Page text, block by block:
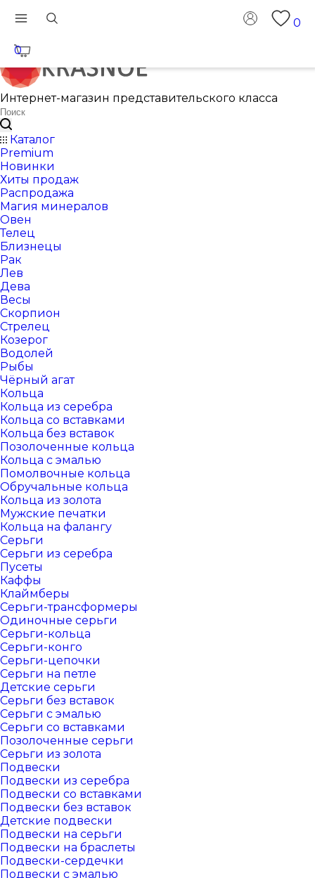
0
0
Интернет-магазин представительского класса
Каталог
Premium
Новинки
Хиты продаж
Распродажа
Магия минералов
Овен
Телец
Близнецы
Рак
Лев
Дева
Весы
Скорпион
Стрелец
Козерог
Водолей
Рыбы
Чёрный агат
Кольца
Кольца из серебра
Кольца со вставками
Кольца без вставок
Позолоченные кольца
Кольца с эмалью
Помолвочные кольца
Обручальные кольца
Кольца из золота
Мужские печатки
Кольца на фалангу
Серьги
Серьги из серебра
Пусеты
Каффы
Клаймберы
Серьги-трансформеры
Одиночные серьги
Серьги-кольца
Серьги-конго
Серьги-цепочки
Серьги на петле
Детские серьги
Серьги без вставок
Серьги с эмалью
Серьги со вставками
Позолоченные серьги
Серьги из золота
Подвески
Подвески из серебра
Подвески со вставками
Подвески без вставок
Детские подвески
Подвески на серьги
Подвески на браслеты
Подвески-сердечки
Подвески с эмалью